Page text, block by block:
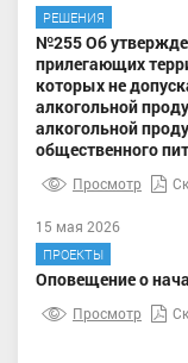
РЕШЕНИЯ
№255 Об
прилегающих
которых не
алкогольной
алкогольной
общественного
Просмотр
15 мая 2026
ПРОЕКТЫ
Оповещение о
Просмотр